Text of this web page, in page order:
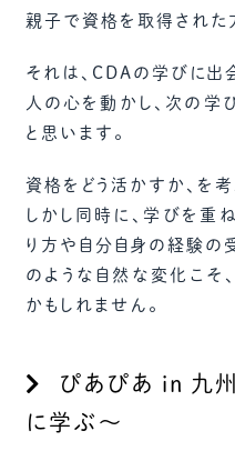
親子で資格を取得された
それは、CDAの学びに出
人の心を動かし、次の学
と思います。
資格をどう活かすか、を
しかし同時に、学びを重
り方や自分自身の経験の
のような自然な変化こ
かもしれません。
ぴあぴあ in 九
に学ぶ～